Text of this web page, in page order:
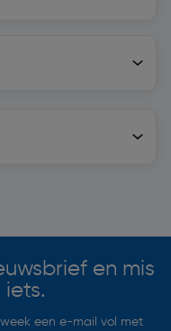
en mis
een e-mail vol met